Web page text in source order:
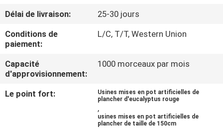
CONTRÔLE
QUALITÉ
NOUS
Délai de livraison:
25-30 jours
Conditions de
paiement:
L/C, T/T, Western Union
Capacité
d'approvisionnement:
1000 morceaux par mois
Le point fort:
Usines mises en pot artificielles de
plancher d'eucalyptus rouge
,
usines mises en pot artificielles de
plancher de taille de 150cm